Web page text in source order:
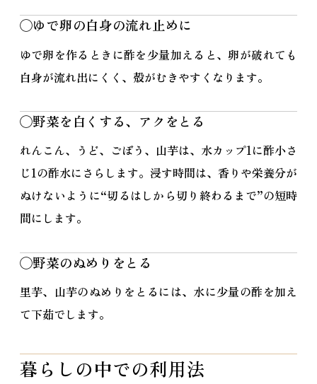
◯ゆで卵の白身の流れ止めに
ゆで卵を作るときに酢を少量加えると、卵が破れても
白身が流れ出にくく、殻がむきやすくなります。
◯野菜を白くする、アクをとる
れんこん、うど、ごぼう、山芋は、水カップ1に酢小さ
じ1の酢水にさらします。浸す時間は、香りや栄養分が
ぬけないように“切るはしから切り終わるまで”の短時
間にします。
◯野菜のぬめりをとる
里芋、山芋のぬめりをとるには、水に少量の酢を加え
て下茹でします。
暮らしの中での利用法